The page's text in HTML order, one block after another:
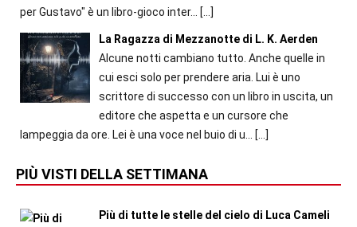
per Gustavo" è un libro-gioco inter...
[…]
La Ragazza di Mezzanotte di L. K. Aerden
Alcune notti cambiano tutto. Anche quelle in
cui esci solo per prendere aria. Lui è uno
scrittore di successo con un libro in uscita, un
editore che aspetta e un cursore che
lampeggia da ore. Lei è una voce nel buio di u...
[…]
PIÙ VISTI DELLA SETTIMANA
Più di tutte le stelle del cielo di Luca Cameli